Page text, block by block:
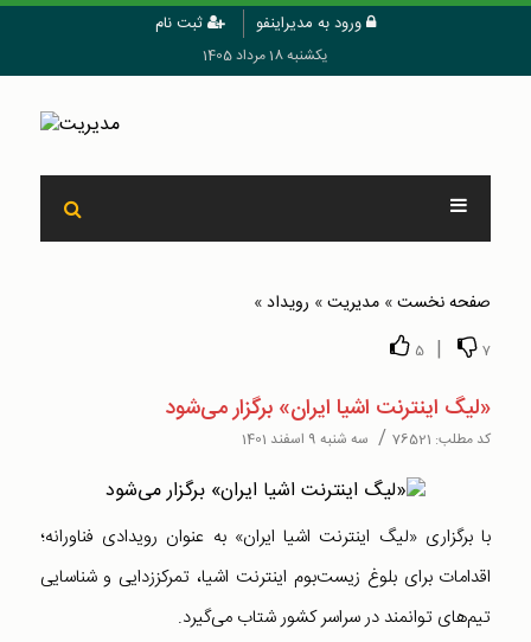
ورود به مدیراینفو ثبت نام
یکشنبه 18 مرداد 1405
صفحه نخست» مدیریت» رويداد»
7
|
5
«لیگ اینترنت اشیا ایران» برگزار می‌شود
کد مطلب: 76521
/ سه شنبه 9 اسفند 1401
با برگزاری «لیگ اینترنت اشیا ایران» به عنوان رویدادی فناورانه؛
اقدامات برای بلوغ زیست‌بوم اینترنت اشیا، تمرکززدایی و شناسایی
تیم‌های توانمند در سراسر کشور شتاب می‌گیرد.